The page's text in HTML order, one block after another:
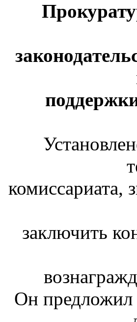
комиссариата,
заключить
Он предложил